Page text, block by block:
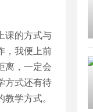
课的方式与
，我便上前
离，一定会
方式还有待
学方式。